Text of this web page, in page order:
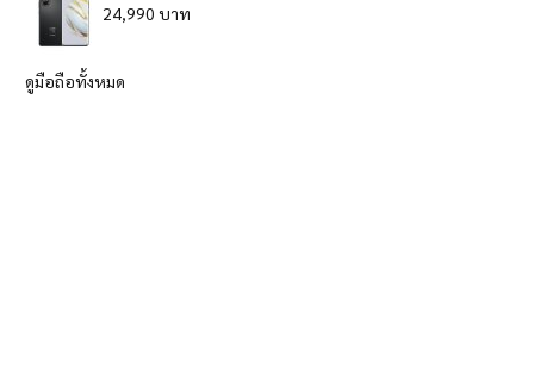
24,990 บาท
ดูมือถือทั้งหมด